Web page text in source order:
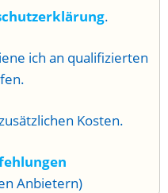
.
ich an qualifizierten
Kosten.
Anbietern)